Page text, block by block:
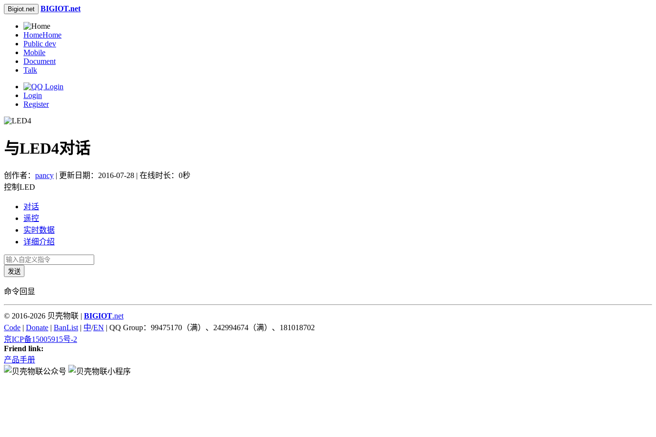
Bigiot.net BIGIOT.net
HomeHome
Public dev
Mobile
Document
Talk
Login
Register
与LED4对话
创作者： pancy | 更新日期：2016-07-28 | 在线时长：0秒
控制LED
对话
遥控
实时数据
详细介绍
发送
命令回显
© 2016-2026 贝壳物联 | BIGIOT.net
Code | Donate | BanList | 中/EN | QQ Group：99475170（满）、242994674（满）、181018702
京ICP备15005915号-2
Friend link:
产品手册